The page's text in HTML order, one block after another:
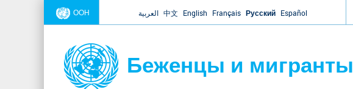
ООН العربية 中文 English Français Русский Español
Беженцы и мигранты